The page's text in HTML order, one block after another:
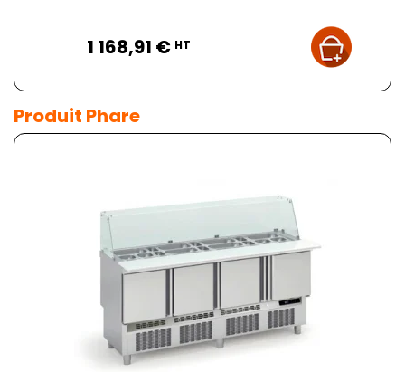
1 168,91 € HT
Produit Phare